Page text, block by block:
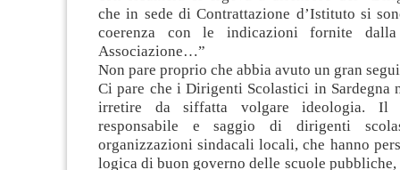
che in sede di Contrattazione d’Istituto si
coerenza con le indicazioni fornite
Associazione…”
Non pare proprio che abbia avuto un gran
Ci pare che i Dirigenti Scolastici in Sardegna
irretire da siffatta volgare ideologia. Il
responsabile e saggio di dirigenti
organizzazioni sindacali locali, che hanno
logica di buon governo delle scuole